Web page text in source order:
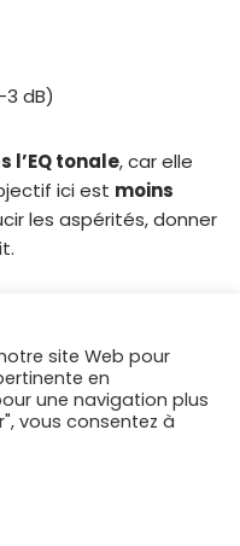
dB)
l’EQ tonale, car elle
ici est moins
les aspérités, donner
site Web pour
en
une navigation plus
vous consentez à